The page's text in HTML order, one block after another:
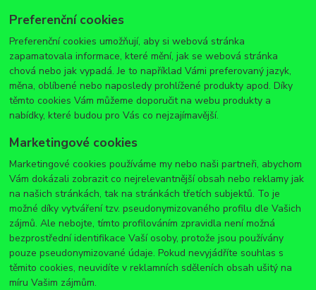
Preferenční cookies
Preferenční cookies umožňují, aby si webová stránka
zapamatovala informace, které mění, jak se webová stránka
chová nebo jak vypadá. Je to například Vámi preferovaný jazyk,
měna, oblíbené nebo naposledy prohlížené produkty apod. Díky
těmto cookies Vám můžeme doporučit na webu produkty a
nabídky, které budou pro Vás co nejzajímavější.
Marketingové cookies
Marketingové cookies používáme my nebo naši partneři, abychom
Vám dokázali zobrazit co nejrelevantnější obsah nebo reklamy jak
na našich stránkách, tak na stránkách třetích subjektů. To je
možné díky vytváření tzv. pseudonymizovaného profilu dle Vašich
zájmů. Ale nebojte, tímto profilováním zpravidla není možná
bezprostřední identifikace Vaší osoby, protože jsou používány
pouze pseudonymizované údaje. Pokud nevyjádříte souhlas s
těmito cookies, neuvidíte v reklamních sděleních obsah ušitý na
míru Vašim zájmům.